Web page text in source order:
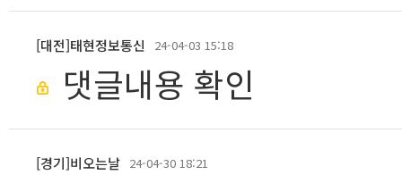
[대전]태현정보통신 24-04-03 15:18
댓글내용 확인
[경기]비오는날 24-04-30 18:21